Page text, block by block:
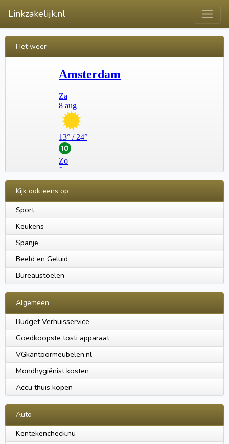
Linkzakelijk.nl
Het weer
Kijk ook eens op
Sport
Keukens
Spanje
Beeld en Geluid
Bureaustoelen
Algemeen
Budget Verhuisservice
Goedkoopste tosti apparaat
VGkantoormeubelen.nl
Mondhygiënist kosten
Accu thuis kopen
Auto
Kentekencheck.nu